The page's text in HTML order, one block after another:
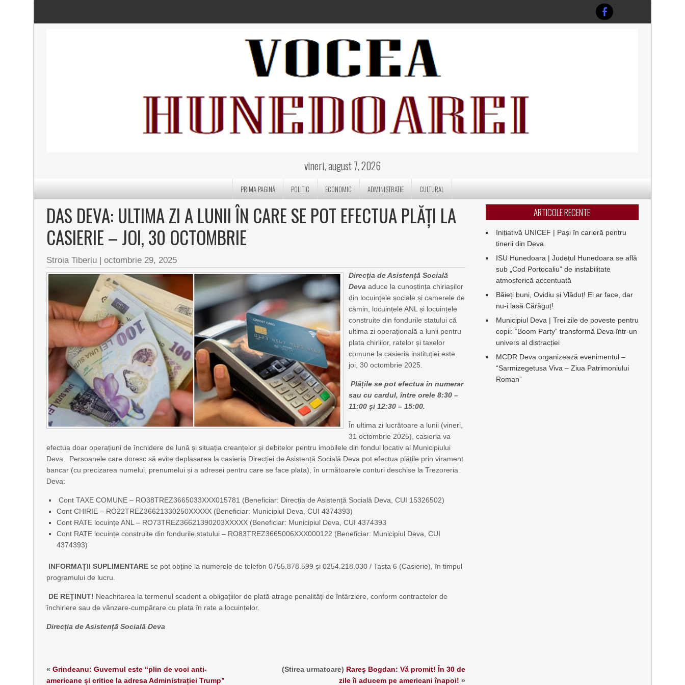
vineri, august 7, 2026
PRIMA PAGINĂ POLITIC ECONOMIC ADMINISTRATIE CULTURAL
DAS DEVA: ULTIMA ZI A LUNII ÎN CARE SE POT EFECTUA PLĂȚI LA
CASIERIE – JOI, 30 OCTOMBRIE
Stroia Tiberiu |octombrie 29, 2025
Direcția de Asistență Socială
Deva aduce la cunoștința chiriașilor
din locuințele sociale și camerele de
cămin, locuințele ANL și locuințele
construite din fondurile statului că
ultima zi operațională a lunii pentru
plata chiriilor, ratelor și taxelor
comune la casieria instituției este
joi, 30 octombrie 2025.
Plățile se pot efectua în numerar
sau cu cardul, între orele 8:30 –
11:00 și 12:30 – 15:00.
În ultima zi lucrătoare a lunii (vineri,
31 octombrie 2025), casieria va
efectua doar operațiuni de închidere de lună și situația creanțelor și debitelor pentru imobilele din fondul locativ al Municipiului
Deva. Persoanele care doresc să evite deplasarea la casieria Direcției de Asistență Socială Deva pot efectua plățile prin virament
bancar (cu precizarea numelui, prenumelui și a adresei pentru care se face plata), în următoarele conturi deschise la Trezoreria
Deva:
Cont TAXE COMUNE – RO38TREZ3665033XXX015781 (Beneficiar: Direcția de Asistență Socială Deva, CUI 15326502)
Cont CHIRIE – RO22TREZ36621330250XXXXX (Beneficiar: Municipiul Deva, CUI 4374393)
Cont RATE locuințe ANL – RO73TREZ36621390203XXXXX (Beneficiar: Municipiul Deva, CUI 4374393
Cont RATE locuințe construite din fondurile statului – RO83TREZ3665006XXX000122 (Beneficiar: Municipiul Deva, CUI
4374393)
INFORMAȚII SUPLIMENTARE se pot obține la numerele de telefon 0755.878.599 și 0254.218.030 / Tasta 6 (Casierie), în timpul
programului de lucru.
DE REȚINUT! Neachitarea la termenul scadent a obligațiilor de plată atrage penalități de întârziere, conform contractelor de
închiriere sau de vânzare-cumpărare cu plata în rate a locuințelor.
Direcția de Asistență Socială Deva
«Grindeanu: Guvernul este “plin de voci anti-
americane și critice la adresa Administrației Trump”
(Stirea urmatoare) Rareș Bogdan: Vă promit! În 30 de
zile îi aducem pe americani înapoi! »
ARTICOLE RECENTE
Inițiativă UNICEF | Pași în carieră pentru
tinerii din Deva
ISU Hunedoara | Județul Hunedoara se află
sub „Cod Portocaliu” de instabilitate
atmosferică accentuată
Băieți buni, Ovidiu și Vlăduț! Ei ar face, dar
nu-i lasă Cărăguț!
Municipiul Deva | Trei zile de poveste pentru
copii: “Boom Party” transformă Deva într-un
univers al distracției
MCDR Deva organizează evenimentul –
“Sarmizegetusa Viva – Ziua Patrimoniului
Roman”